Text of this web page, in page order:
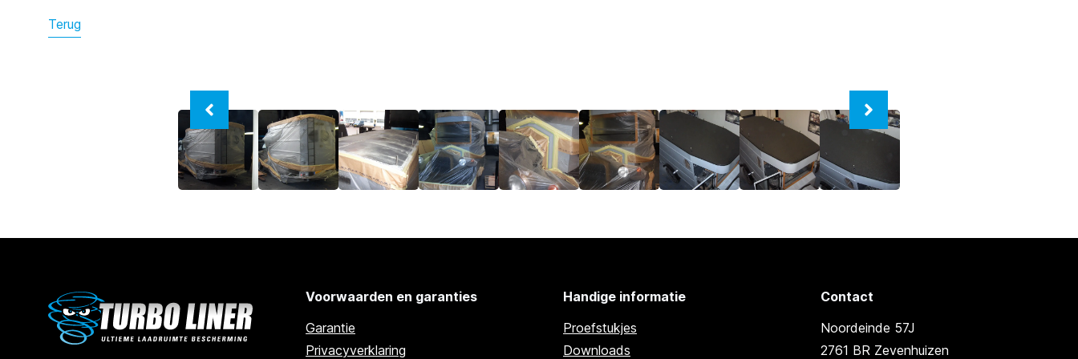
Terug
Voorwaarden en garanties
Garantie
Privacyverklaring
Handige informatie
Proefstukjes
Downloads
Contact
Noordeinde 57J
2761 BR Zevenhuizen